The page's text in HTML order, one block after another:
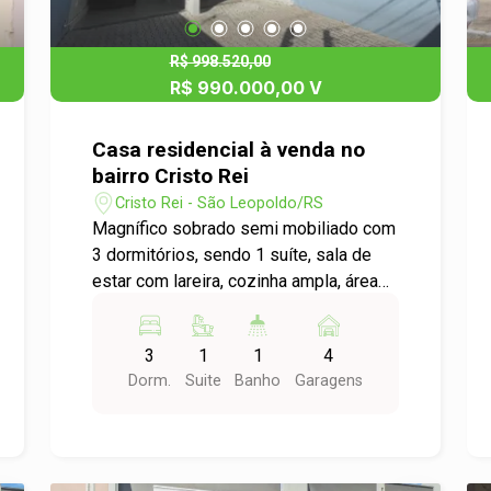
R$ 998.520,00
R$ 990.000,00 V
Casa residencial à venda no
bairro Cristo Rei
Cristo Rei - São Leopoldo/RS
Magnífico sobrado semi mobiliado com
3 dormitórios, sendo 1 suíte, sala de
estar com lareira, cozinha ampla, área
gourmet com piscina. Em excelente
estado de conservação, oferece
conforto e praticidade. Ideal para quem
3
Dorm.
1
Suite
1
Banho
4
Garagens